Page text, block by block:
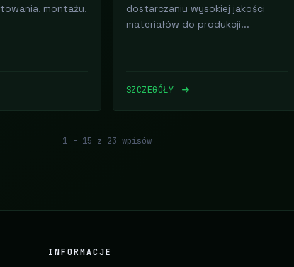
montażu,
dostarczaniu wysokiej jakości
materiałów do produkcji...
SZCZEGÓŁY
1 - 15 z 23 wpisów
INFORMACJE